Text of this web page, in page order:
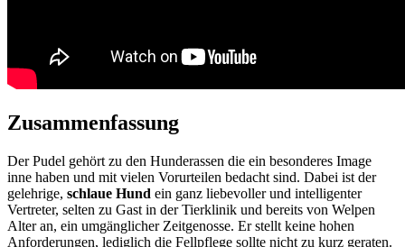
Zusammenfassung
Der Pudel gehört zu den Hunderassen die ein besonderes Image
inne haben und mit vielen Vorurteilen bedacht sind. Dabei ist der
gelehrige, schlaue Hund ein ganz liebevoller und intelligenter
Vertreter, selten zu Gast in der Tierklinik und bereits von Welpen
Alter an, ein umgänglicher Zeitgenosse. Er stellt keine hohen
Anforderungen, lediglich die Fellpflege sollte nicht zu kurz geraten.